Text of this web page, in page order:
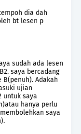
dia dah
bt lesen p
sudah ada lesen
saya bercadang
Adakah
ujian
untuk saya
hanya perlu
saya